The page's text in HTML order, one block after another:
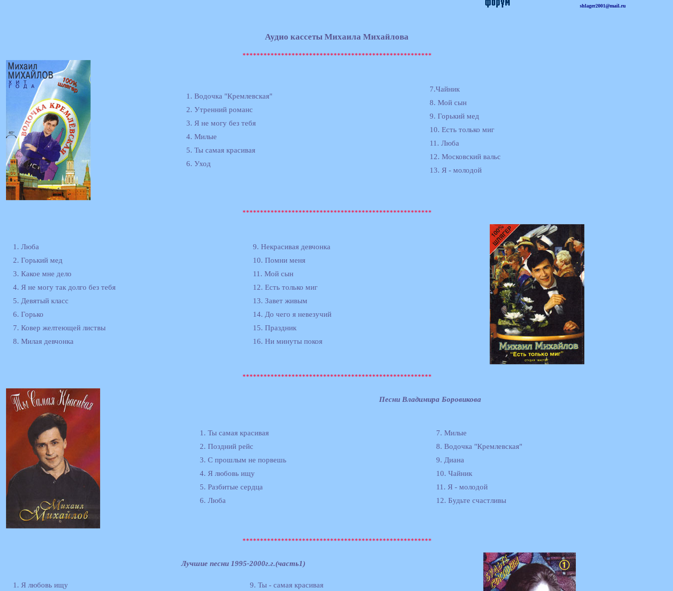
shlager2001@mail.ru
Аудио кассеты Михаила Михайлова
1. Водочка "Кремлевская"
2. Утренний романс
3. Я не могу без тебя
4. Милые
5. Ты самая красивая
6. Уход
7.Чайник
8. Мой сын
9. Горький мед
10. Есть только миг
11. Люба
12. Московский вальс
13. Я - молодой
1. Люба
2. Горький мед
3. Какое мне дело
4. Я не могу так долго без тебя
5. Девятый класс
6. Горько
7. Ковер желтеющей листвы
8. Милая девчонка
9. Некрасивая девчонка
10. Помни меня
11. Мой сын
12. Есть только миг
13. Завет живым
14. До чего я невезучий
15. Праздник
16. Ни минуты покоя
Песни Владимира Боровикова
1. Ты самая красивая
2. Поздний рейс
3. С прошлым не порвешь
4. Я любовь ищу
5. Разбитые сердца
6. Люба
7. Милые
8. Водочка "Кремлевская"
9. Диана
10. Чайник
11. Я - молодой
12. Будьте счастливы
Лучшие песни 1995-2000г.г.(часть1)
1. Я любовь ищу
9. Ты - самая красивая